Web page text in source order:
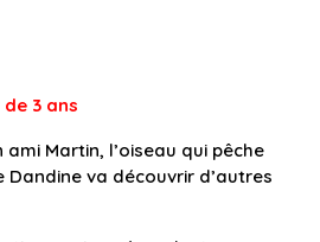
de 3 ans
Martin, l’oiseau qui pêche
Dandine va découvrir d’autres